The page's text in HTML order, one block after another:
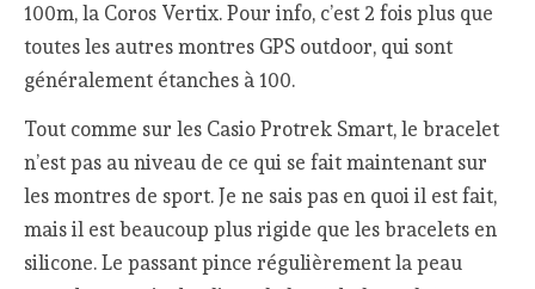
100m, la Coros Vertix. Pour info, c’est 2 fois plus que
toutes les autres montres GPS outdoor, qui sont
généralement étanches à 100.
Tout comme sur les Casio Protrek Smart, le bracelet
n’est pas au niveau de ce qui se fait maintenant sur
les montres de sport. Je ne sais pas en quoi il est fait,
mais il est beaucoup plus rigide que les bracelets en
silicone. Le passant pince régulièrement la peau